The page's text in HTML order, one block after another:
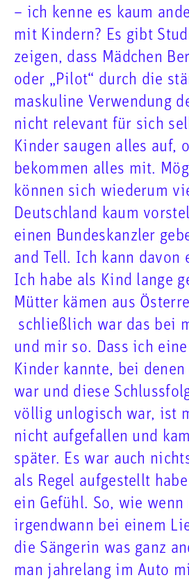
– ich kenne es kaum
mit Kindern? Es gibt
zeigen, dass Mädchen
oder „Pilot“ durch die
maskuline Verwendung
nicht relevant für sich
Kinder saugen alles auf,
bekommen alles mit.
können sich wiederum
Deutschland kaum
einen Bundeskanzler
and Tell. Ich kann davon
Ich habe als Kind lange
Mütter kämen aus
schließlich war das bei
und mir so. Dass ich
Kinder kannte, bei
war und diese
völlig unlogisch war, ist
nicht aufgefallen und
später. Es war auch
als Regel aufgestellt
ein Gefühl. So, wie wenn
irgendwann bei einem
die Sängerin was ganz
man jahrelang im Auto